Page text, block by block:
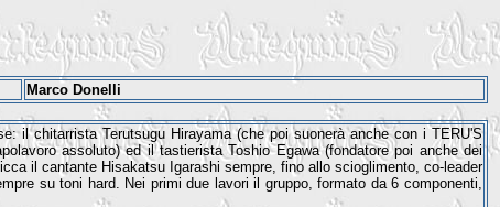
Marco Donelli
il chitarrista Terutsugu Hirayama (che poi suonerà anche con i TERU'S
assoluto) ed il tastierista Toshio Egawa (fondatore poi anche dei
il cantante Hisakatsu Igarashi sempre, fino allo scioglimento, co-leader
su toni hard. Nei primi due lavori il gruppo, formato da 6 componenti,